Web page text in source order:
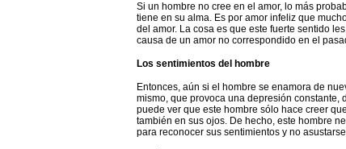
Si un hombre no cree en el amor, lo más
tiene en su alma. Es por amor infeliz que
del amor. La cosa es que este fuerte sentido
causa de un amor no correspondido en el
Los sentimientos del hombre
Entonces, aún si el hombre se enamora de
mismo, que provoca una depresión constante,
puede ver que este hombre sólo hace creer
también en sus ojos. De hecho, este hombre
para reconocer sus sentimientos y no